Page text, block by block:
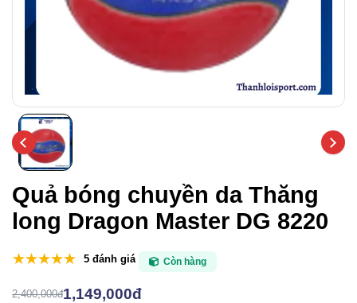
Quả bóng chuyền da Thăng
long Dragon Master DG 8220
5 đánh giá Còn hàng
2,400,000đ1,149,000đ